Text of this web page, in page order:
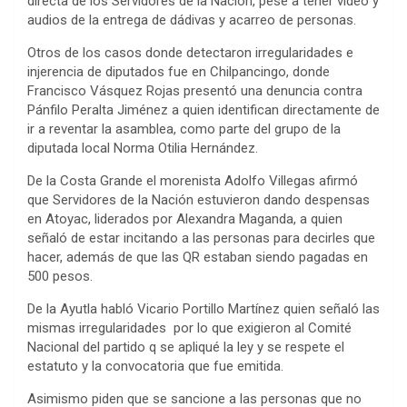
audios de la entrega de dádivas y acarreo de personas.
Otros de los casos donde detectaron irregularidades e
injerencia de diputados fue en Chilpancingo, donde
Francisco Vásquez Rojas presentó una denuncia contra
Pánfilo Peralta Jiménez a quien identifican directamente de
ir a reventar la asamblea, como parte del grupo de la
diputada local Norma Otilia Hernández.
De la Costa Grande el morenista Adolfo Villegas afirmó
que Servidores de la Nación estuvieron dando despensas
en Atoyac, liderados por Alexandra Maganda, a quien
señaló de estar incitando a las personas para decirles que
hacer, además de que las QR estaban siendo pagadas en
500 pesos.
De la Ayutla habló Vicario Portillo Martínez quien señaló las
mismas irregularidades por lo que exigieron al Comité
Nacional del partido q se apliqué la ley y se respete el
estatuto y la convocatoria que fue emitida.
Asimismo piden que se sancione a las personas que no